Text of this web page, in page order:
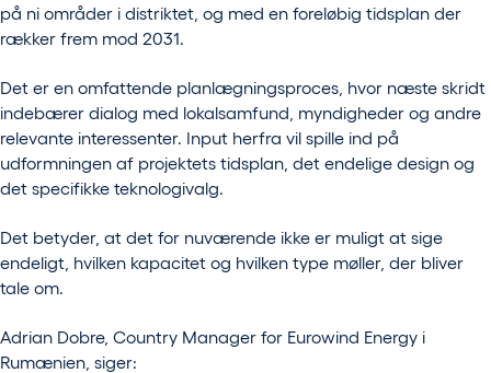
på ni områder i distriktet, og med en foreløbig tidsplan der
rækker frem mod 2031.
Det er en omfattende planlægningsproces, hvor næste skridt
indebærer dialog med lokalsamfund, myndigheder og andre
relevante interessenter. Input herfra vil spille ind på
udformningen af projektets tidsplan, det endelige design og
det specifikke teknologivalg.
Det betyder, at det for nuværende ikke er muligt at sige
endeligt, hvilken kapacitet og hvilken type møller, der bliver
tale om.
Adrian Dobre, Country Manager for Eurowind Energy i
Rumænien, siger: